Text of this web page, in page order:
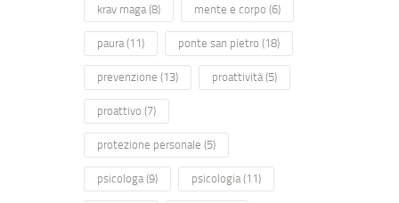
krav maga(8) mente e corpo (6)
paura(11) ponte san pietro (18)
prevenzione (13) proattività(5)
proattivo (7)
protezione personale (5)
psicologa(9) psicologia(11)